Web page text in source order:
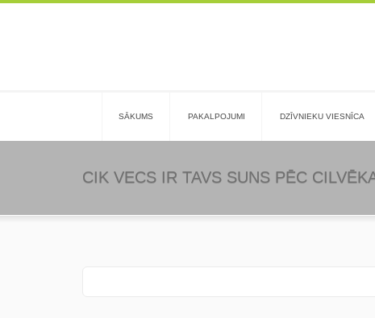
SĀKUMS PAKALPOJUMI DZĪVNIEKU VIESNĪCA
CIK VECS IR TAVS SUNS PĒC